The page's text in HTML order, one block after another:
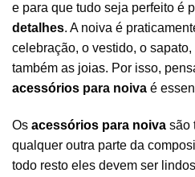
e para que tudo seja perfeito é
detalhes. A noiva é
celebração, o vestido, o
também as joias. Por isso,
acessórios para noiva é
Os acessórios para noiva são
qualquer outra parte da
todo resto eles devem ser